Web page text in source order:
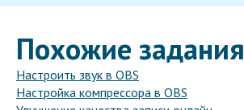
Похожие задания
Настроить звук в OBS
Настройка компрессора в OBS